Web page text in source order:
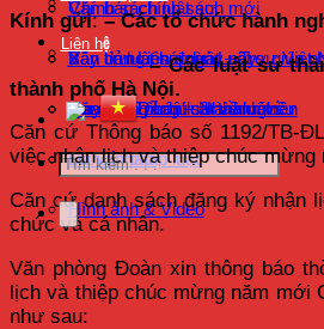
Chính sách luật sư
Xây dựng pháp luật – Trợ giúp
Hoạt động Luật sư thành viên
Văn bản chính sách mới
Bản tin luật sư ngày nay
Quy định pháp luật về luật sư
Tư vấn pháp luật
Hình ảnh & Video
Văn bản Liên đoàn Luật sư Việt
Văn bản Đảng – Nhà nước
Tra cứu Tổ chức hành nghề
Đăng nhập
Liên hệ
Kính gửi:– Các tổ chức hành
– Các luật sư thành
thành phố Hà Nội.
Căn cứ Thông báo số 1192/TB-
việc nhận lịch và thiệp chúc mừng
Căn cứ danh sách đăng ký nhận
chức và cá nhân.
Văn phòng Đoàn xin thông báo
lịch và thiệp chúc mừng năm mới
như sau: